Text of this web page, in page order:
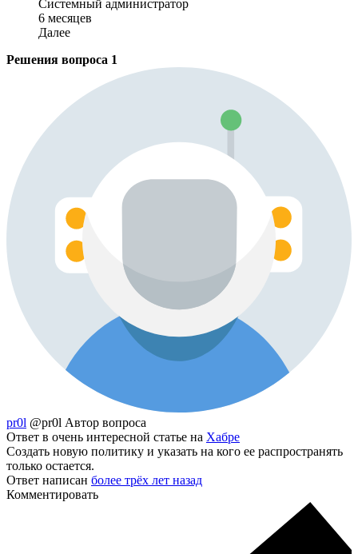
Системный администратор
6 месяцев
Далее
Решения вопроса 1
pr0l @pr0l Автор вопроса
Ответ в очень интересной статье на Хабре
Создать новую политику и указать на кого ее распространять
только остается.
Ответ написан более трёх лет назад
Комментировать